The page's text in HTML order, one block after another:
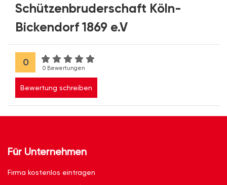
Schützenbruderschaft Köln-
Bickendorf 1869 e.V
0
0 Bewertungen
Bewertung schreiben
Für Unternehmen
Firma kostenlos eintragen